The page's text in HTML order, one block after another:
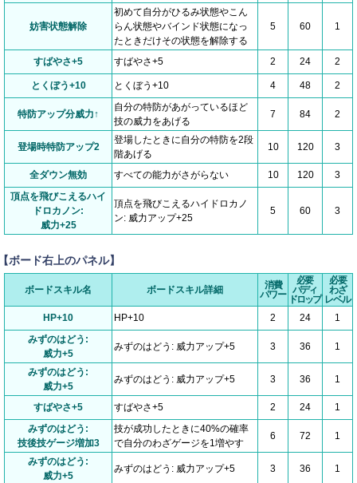
妨害状態解除
初めて自分がひるみ状態やこん
らん状態やバインド状態になっ
たときだけその状態を解除する
5 60 1
すばやさ+5 すばやさ+5 2 24 2
とくぼう+10 とくぼう+10 4 48 2
特防アップ分威力↑
自分の特防があがっているほど
技の威力をあげる
7 84 2
登場時特防アップ2
登場したときに自分の特防を2段
階あげる
10 120 3
全ダウン無効 すべての能力がさがらない 10 120
3
頂点を飛びこえるハイ
ドロカノン:
威力+25
頂点を飛びこえるハイドロカノ
ン: 威力アップ+25
5 60 3
ボード右上のパネル】
ボードスキル名 ボードスキル詳細
消費
パワー
必要
バディ
ドロップ
必要
わざ
レベル
HP+10
HP+10 2 24
1
みずのはどう:
威力+5
みずのはどう: 威力アップ+5 3 36 1
みずのはどう:
威力+5
みずのはどう: 威力アップ+5 3 36 1
すばやさ+5 すばやさ+5 2 24
1
みずのはどう:
技後技ゲージ増加3
技が成功したときに40%の確率
で自分のわざゲージを1増やす
6 72 1
みずのはどう:
威力+5
みずのはどう: 威力アップ+5 3 36 1